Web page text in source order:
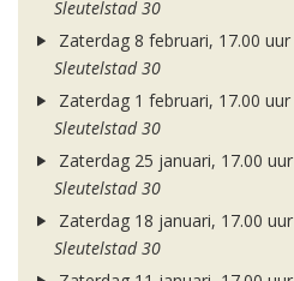
Sleutelstad 30
Zaterdag 8 februari, 17.00 uur
Sleutelstad 30
Zaterdag 1 februari, 17.00 uur
Sleutelstad 30
Zaterdag 25 januari, 17.00 uur
Sleutelstad 30
Zaterdag 18 januari, 17.00 uur
Sleutelstad 30